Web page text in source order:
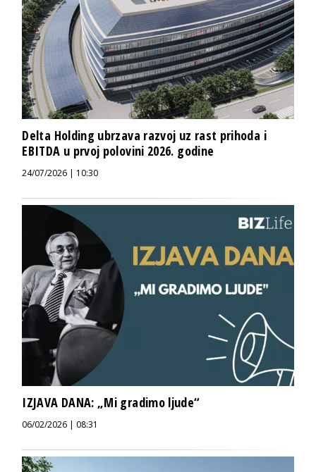
Delta Holding ubrzava razvoj uz rast prihoda i
EBITDA u prvoj polovini 2026. godine
24/07/2026 | 10:30
IZJAVA DANA: „Mi gradimo ljude“
06/02/2026 | 08:31